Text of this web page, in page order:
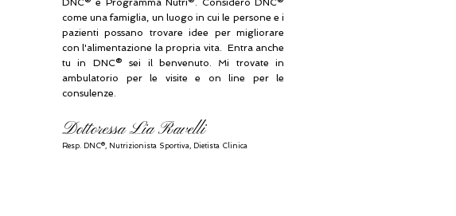
come una famiglia, un luogo in cui le persone e i
pazienti possano trovare idee per migliorare
con l'alimentazione la propria vita. Entra anche
tu in DNC® sei il benvenuto. Mi trovate in
ambulatorio per le visite e on line per le
consulenze.
Dottoressa Lia Ravelli
Resp. DNC®, N utrizionista Sportiva, Dietista Clinica